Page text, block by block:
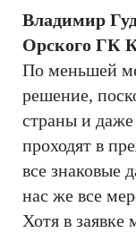
Владимир
Орского ГК
По меньшей
решение,
страны и
проходят в
все знаковые
нас же все
Хотя в